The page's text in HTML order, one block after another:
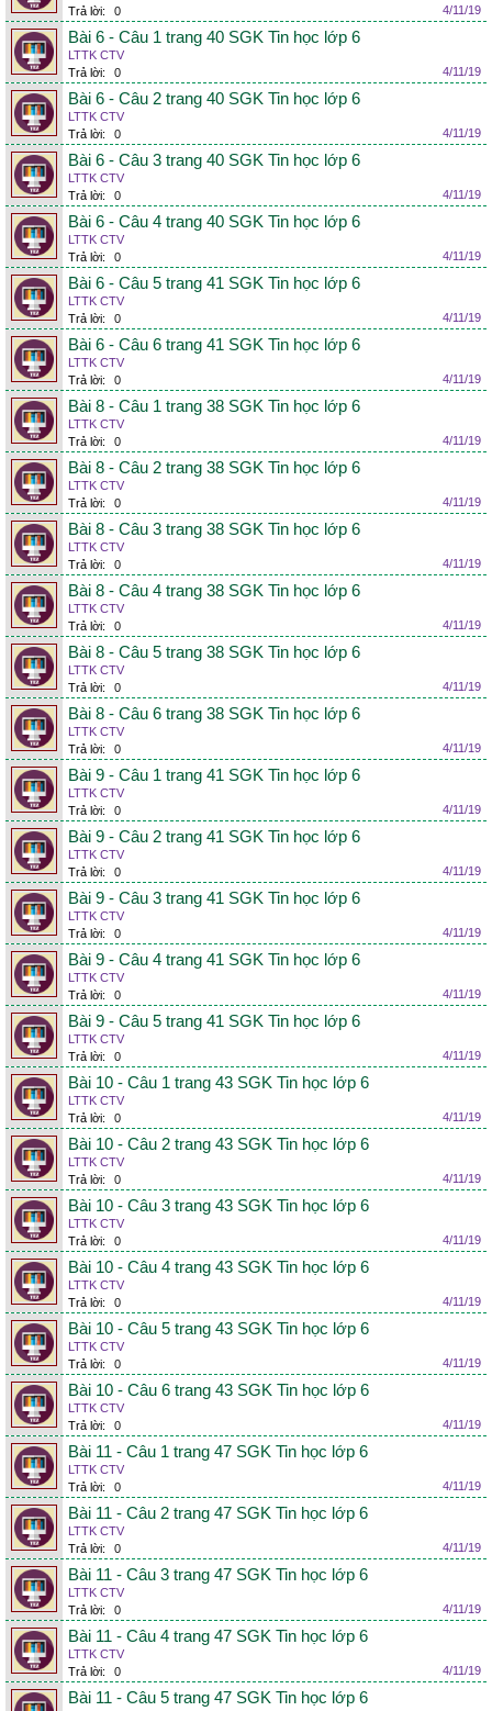
Trả lời:
0 4/11/19
Bài 6 - Câu 1 trang 40 SGK Tin học lớp 6
LTTK CTV
Trả lời:
0 4/11/19
Bài 6 - Câu 2 trang 40 SGK Tin học lớp 6
LTTK CTV
Trả lời:
0 4/11/19
Bài 6 - Câu 3 trang 40 SGK Tin học lớp 6
LTTK CTV
Trả lời:
0 4/11/19
Bài 6 - Câu 4 trang 40 SGK Tin học lớp 6
LTTK CTV
Trả lời:
0 4/11/19
Bài 6 - Câu 5 trang 41 SGK Tin học lớp 6
LTTK CTV
Trả lời:
0 4/11/19
Bài 6 - Câu 6 trang 41 SGK Tin học lớp 6
LTTK CTV
Trả lời:
0 4/11/19
Bài 8 - Câu 1 trang 38 SGK Tin học lớp 6
LTTK CTV
Trả lời:
0 4/11/19
Bài 8 - Câu 2 trang 38 SGK Tin học lớp 6
LTTK CTV
Trả lời:
0 4/11/19
Bài 8 - Câu 3 trang 38 SGK Tin học lớp 6
LTTK CTV
Trả lời:
0 4/11/19
Bài 8 - Câu 4 trang 38 SGK Tin học lớp 6
LTTK CTV
Trả lời:
0 4/11/19
Bài 8 - Câu 5 trang 38 SGK Tin học lớp 6
LTTK CTV
Trả lời:
0 4/11/19
Bài 8 - Câu 6 trang 38 SGK Tin học lớp 6
LTTK CTV
Trả lời:
0 4/11/19
Bài 9 - Câu 1 trang 41 SGK Tin học lớp 6
LTTK CTV
Trả lời:
0 4/11/19
Bài 9 - Câu 2 trang 41 SGK Tin học lớp 6
LTTK CTV
Trả lời:
0 4/11/19
Bài 9 - Câu 3 trang 41 SGK Tin học lớp 6
LTTK CTV
Trả lời:
0 4/11/19
Bài 9 - Câu 4 trang 41 SGK Tin học lớp 6
LTTK CTV
Trả lời:
0 4/11/19
Bài 9 - Câu 5 trang 41 SGK Tin học lớp 6
LTTK CTV
Trả lời:
0 4/11/19
Bài 10 - Câu 1 trang 43 SGK Tin học lớp 6
LTTK CTV
Trả lời:
0 4/11/19
Bài 10 - Câu 2 trang 43 SGK Tin học lớp 6
LTTK CTV
Trả lời:
0 4/11/19
Bài 10 - Câu 3 trang 43 SGK Tin học lớp 6
LTTK CTV
Trả lời:
0 4/11/19
Bài 10 - Câu 4 trang 43 SGK Tin học lớp 6
LTTK CTV
Trả lời:
0 4/11/19
Bài 10 - Câu 5 trang 43 SGK Tin học lớp 6
LTTK CTV
Trả lời:
0 4/11/19
Bài 10 - Câu 6 trang 43 SGK Tin học lớp 6
LTTK CTV
Trả lời:
0 4/11/19
Bài 11 - Câu 1 trang 47 SGK Tin học lớp 6
LTTK CTV
Trả lời:
0 4/11/19
Bài 11 - Câu 2 trang 47 SGK Tin học lớp 6
LTTK CTV
Trả lời:
0 4/11/19
Bài 11 - Câu 3 trang 47 SGK Tin học lớp 6
LTTK CTV
Trả lời:
0 4/11/19
Bài 11 - Câu 4 trang 47 SGK Tin học lớp 6
LTTK CTV
Trả lời:
0 4/11/19
Bài 11 - Câu 5 trang 47 SGK Tin học lớp 6